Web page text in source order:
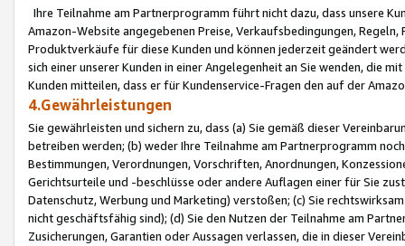
Ihre Teilnahme am Partnerprogramm führt nicht dazu, dass unsere
Amazon-Website angegebenen Preise, Verkaufsbedingungen,
Produktverkäufe für diese Kunden und können jederzeit geändert
sich einer unserer Kunden in einer Angelegenheit an Sie wenden, die
Kunden mitteilen, dass er für Kundenservice-Fragen den auf der
4.Gewährleistungen
Sie gewährleisten und sichern zu, dass (a) Sie gemäß dieser
betreiben werden; (b) weder Ihre Teilnahme am Partnerprogramm
Bestimmungen, Verordnungen, Vorschriften, Anordnungen,
Gerichtsurteile und -beschlüsse oder andere Auflagen einer für Sie
Datenschutz, Werbung und Marketing) verstoßen; (c) Sie
nicht geschäftsfähig sind); (d) Sie den Nutzen der Teilnahme am
Zusicherungen, Garantien oder Aussagen verlassen, die in dieser